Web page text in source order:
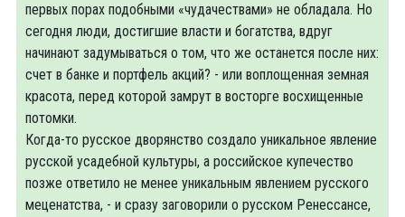
первых порах подобными «чудачествами» не обладала. Но
сегодня люди, достигшие власти и богатства, вдруг
начинают задумываться о том, что же останется после них:
счет в банке и портфель акций? - или воплощенная земная
красота, перед которой замрут в восторге восхищенные
потомки.
Когда-то русское дворянство создало уникальное явление
русской усадебной культуры, а российское купечество
позже ответило не менее уникальным явлением русского
меценатства, - и сразу заговорили о русском Ренессансе,